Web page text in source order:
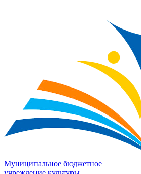
Муниципальное бюджетное